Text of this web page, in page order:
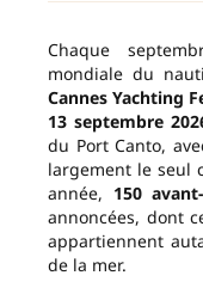
Chaque
mondiale du
Cannes Yachting
13 septembre
du Port Canto,
largement le seul
année, 150
annoncées, dont
appartiennent
de la mer.